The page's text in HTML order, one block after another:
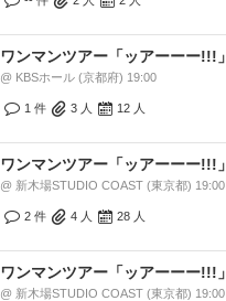
ワンマンツアー「ッアーーー!!!」
@ KBSホール (京都府) 19:00
1 件 3 人 12 人
ワンマンツアー「ッアーーー!!!」
@ 新木場STUDIO COAST (東京都) 19:00
2 件 4 人 28 人
ワンマンツアー「ッアーーー!!!」
@ 新木場STUDIO COAST (東京都) 19:00